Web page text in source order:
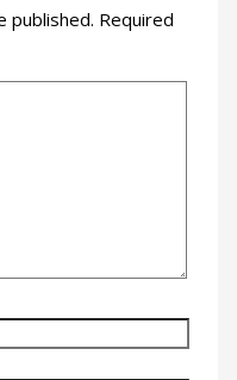
published. Required